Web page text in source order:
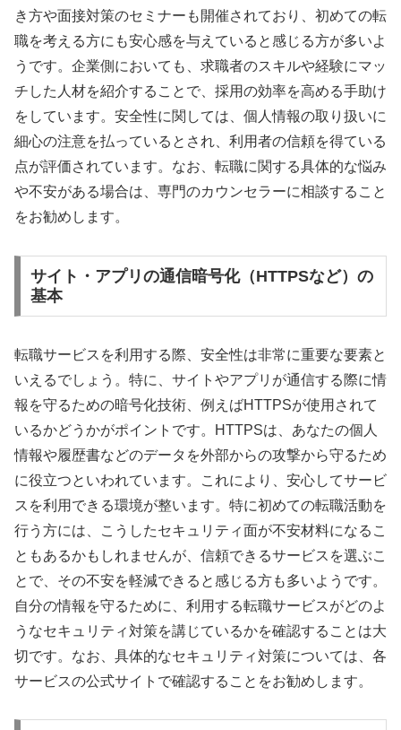
き方や面接対策のセミナーも開催されており、初めての転
職を考える方にも安心感を与えていると感じる方が多いよ
うです。企業側においても、求職者のスキルや経験にマッ
チした人材を紹介することで、採用の効率を高める手助け
をしています。安全性に関しては、個人情報の取り扱いに
細心の注意を払っているとされ、利用者の信頼を得ている
点が評価されています。なお、転職に関する具体的な悩み
や不安がある場合は、専門のカウンセラーに相談すること
をお勧めします。
サイト・アプリの通信暗号化（HTTPSなど）の
基本
転職サービスを利用する際、安全性は非常に重要な要素と
いえるでしょう。特に、サイトやアプリが通信する際に情
報を守るための暗号化技術、例えばHTTPSが使用されて
いるかどうかがポイントです。HTTPSは、あなたの個人
情報や履歴書などのデータを外部からの攻撃から守るため
に役立つといわれています。これにより、安心してサービ
スを利用できる環境が整います。特に初めての転職活動を
行う方には、こうしたセキュリティ面が不安材料になるこ
ともあるかもしれませんが、信頼できるサービスを選ぶこ
とで、その不安を軽減できると感じる方も多いようです。
自分の情報を守るために、利用する転職サービスがどのよ
うなセキュリティ対策を講じているかを確認することは大
切です。なお、具体的なセキュリティ対策については、各
サービスの公式サイトで確認することをお勧めします。